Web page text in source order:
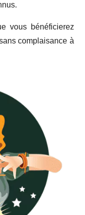
vous bénéficierez
complaisance à